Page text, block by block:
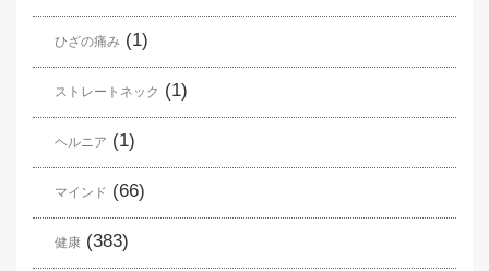
ひざの痛み (1)
ストレートネック (1)
ヘルニア (1)
マインド (66)
健康 (383)